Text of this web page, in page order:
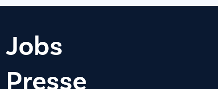
Jobs
Presse